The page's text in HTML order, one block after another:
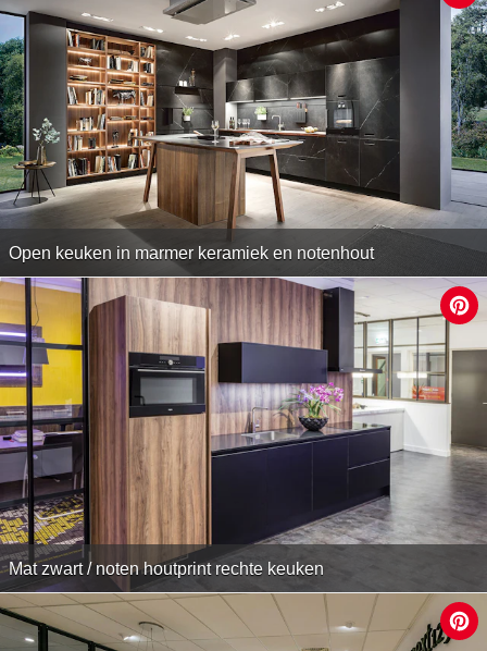
Open keuken in marmer keramiek en notenhout
Mat zwart / noten houtprint rechte keuken